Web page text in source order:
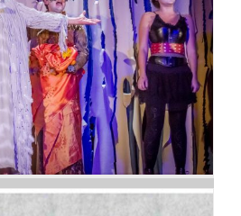
par l’atelier
de l’Étrange